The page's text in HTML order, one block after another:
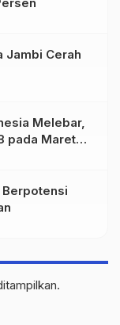
Jambi Cerah
Melebar,
pada Maret
Berpotensi